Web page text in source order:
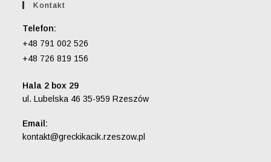
Kontakt
Telefon:
+48 791 002 526
+48 726 819 156
Hala 2 box 29
ul. Lubelska 46 35-959 Rzeszów
Email:
kontakt@greckikacik.rzeszow.pl